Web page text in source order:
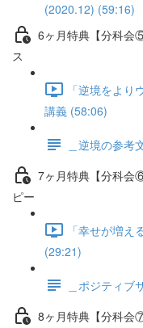
(2020.12) (59:16)
6ヶ月特典【分科会
ス
「逆境をよ
講義 (58:06)
＿逆境の参考
7ヶ月特典【分科会
ピー
「幸せが増
(29:21)
＿ポジティ
8ヶ月特典【分科会